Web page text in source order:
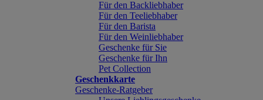
Für den Backliebhaber
Für den Teeliebhaber
Für den Barista
Für den Weinliebhaber
Geschenke für Sie
Geschenke für Ihn
Pet Collection
Geschenkkarte
Geschenke-Ratgeber